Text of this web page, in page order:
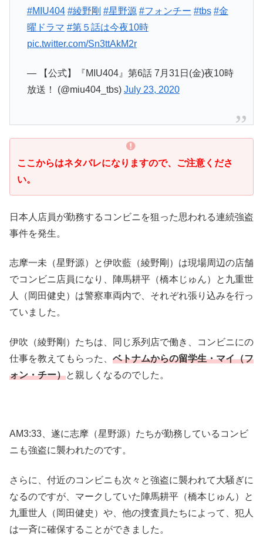
#MIU404 #綾野剛 #星野源 #フォンチー #tbs #金
曜ドラマ #第５話は今夜10時
pic.twitter.com/Sn3ttAkM2r
— 【公式】『MIU404』第6話 7月31日(金)夜10時
放送！ (@miu404_tbs) July 23, 2020
ここからはネタバレになりますので、ご注意くださ
い。
日本人店員が勤務するコンビニを狙った思われる連続強盗
事件を発生。
志摩一未（星野源）と伊吹藍（綾野剛）は現場周辺の店舗
でコンビニ店員になり、陣馬耕平（橋本じゅん）と九重世
人（岡田健史）は警察車両内で、それぞれ張り込みを行っ
ていました。
伊吹（綾野剛）たちは、同じ系列店で働き、コンビニにの
仕事を教えてもらった、 ベトナムからの留学生・マイ（フ
ォン・チー）と親しくなるのでした。
AM3:33、遂に志摩（星野源）たちが勤務しているコンビ
ニも強盗に襲われたのです。
さらに、付近のコンビニも次々と強盗に襲われて大騒ぎに
なるのですが、マークしていた陣馬耕平（橋本じゅん）と
九重世人（岡田健史）や、他の捜査員たちによって、犯人
は一斉に確保することができました。